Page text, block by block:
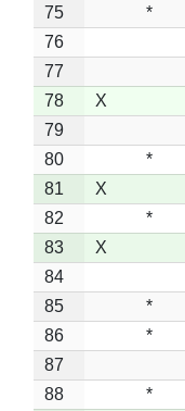
75 *
76
77
78
X
79
80
*
81
X
82
*
83
X
84
85
*
86
*
87
88
*